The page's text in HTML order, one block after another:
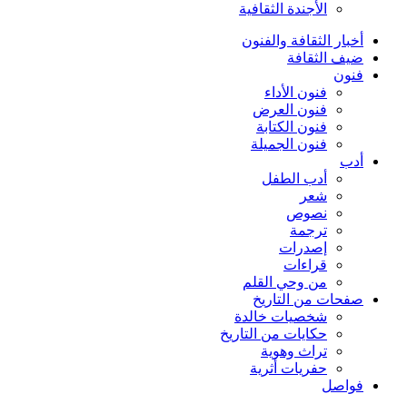
الأجندة الثقافية
أخبار الثقافة والفنون
ضيف الثقافة
فنون
فنون الأداء
فنون العرض
فنون الكتابة
فنون الجميلة
أدب
أدب الطفل
شعر
نصوص
ترجمة
إصدرات
قراءات
من وحي القلم
صفحات من التاريخ
شخصيات خالدة
حكايات من التاريخ
تراث وهوية
حفريات أثرية
فواصل